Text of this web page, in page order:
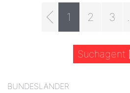
1 2 3
Suchagent
BUNDESLÄNDER